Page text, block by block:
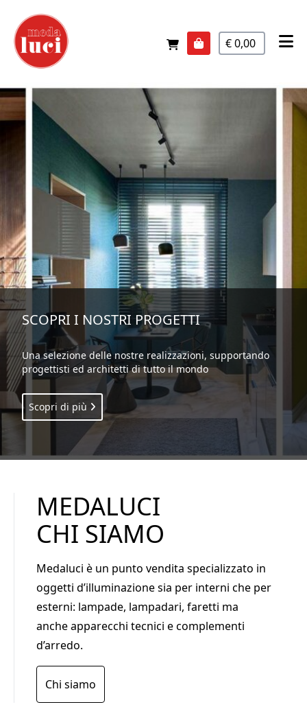
€ 0,00
APPROFITTA DELLE OFFERTE
Entra nel nostro Shop Online. Lampade per interni ed
esterni, accessori ed arredi a prezzi imbattibili.
Vai allo shop
SCOPRI I NOSTRI PROGETTI
Una selezione delle nostre realizzazioni, supportando
progettisti ed architetti di tutto il mondo
Scopri di più
Scopri chi siamo
Scopri la lampada
MEDALUCI
CHI SIAMO
Medaluci è un punto vendita specializzato in
oggetti d’illuminazione sia per interni che per
esterni: lampade, lampadari, faretti ma
anche apparecchi tecnici e complementi
d’arredo.
Chi siamo